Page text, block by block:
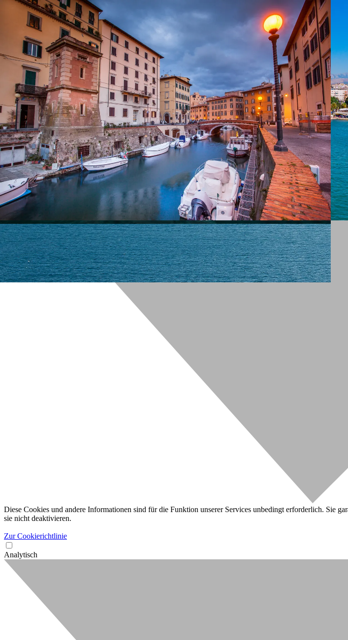
Nur notwendige Cookies
Unvergleichlich lecker
Mit dem Klick auf „geht klar” ermöglichen Sie uns Ihnen über Cookies ein verbessertes Nutzungserlebnis
personalisierte Werbung und passende Angebote anzeigen. Über „anpassen” können Sie Ihre
Cookies” werden lediglich technisch notwendige Cookies gespeichert.
Anpassen Geht klar
Datenschutzerklärung
Cookierichtlinie Impressum
« zurück
Ihre Cookie-Präferenzen verwalten
Wählen Sie, welche Cookies Sie auf check24.de akzeptieren.
Die Cookierichtlinie finden Siehier.
Notwendig
Diese Cookies und andere Informationen sind für die Funktion unserer Services unbedingt erforderlich. Sie
sie nicht deaktivieren.
Zur Cookierichtlinie
Analytisch